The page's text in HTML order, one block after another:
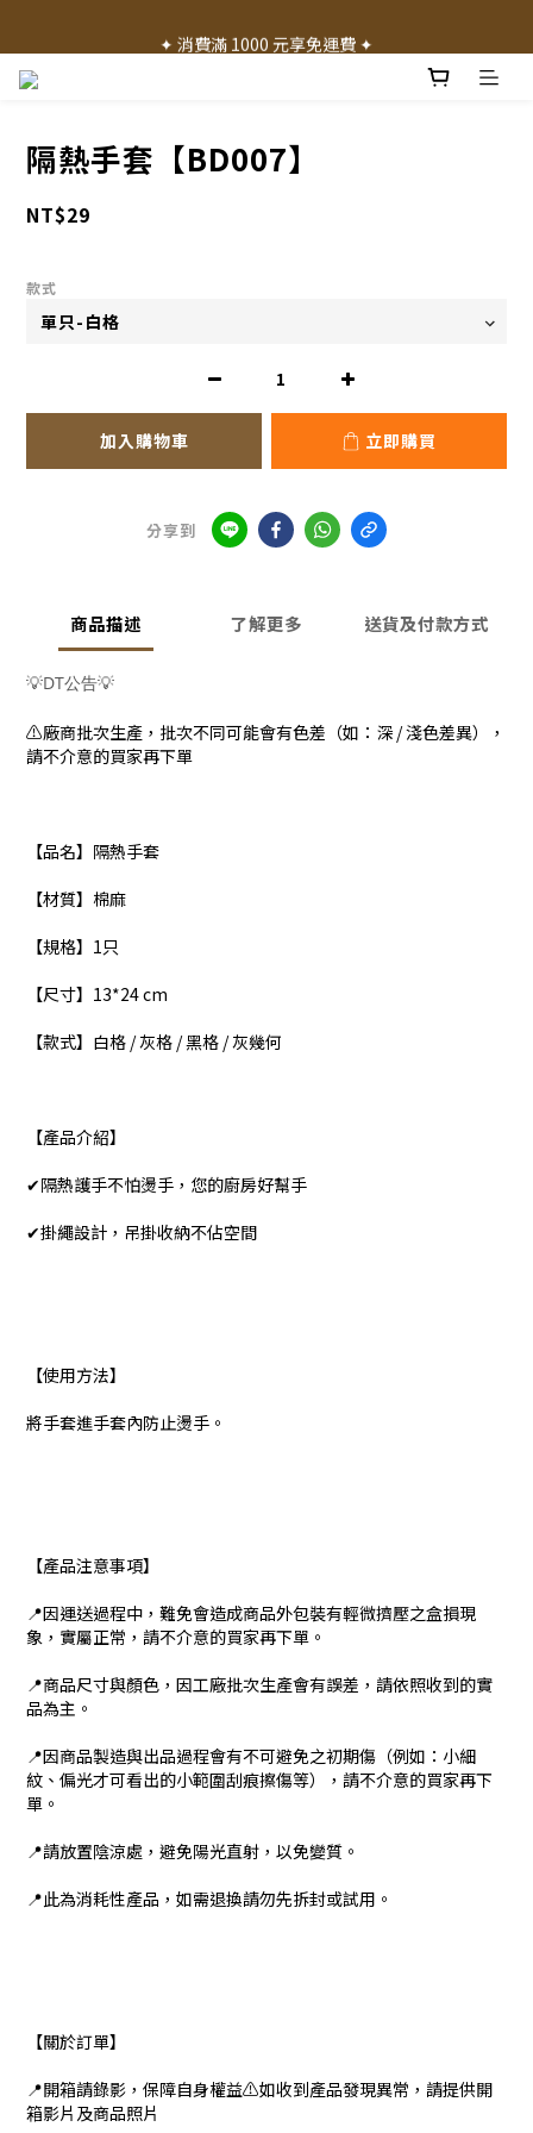
✦ 消費滿 1000 元享免運費 ✦
隔熱手套【BD007】
NT$29
款式
加入購物車 立即購買
分享到
商品描述 了解更多 送貨及付款方式
💡DT公告💡
⚠️廠商批次生產，批次不同可能會有色差（如：深 / 淺色差異），
請不介意的買家再下單
【品名】隔熱手套
【材質】棉麻
【規格】1只
【尺寸】13*24 cm
【款式】白格 / 灰格 / 黑格 / 灰幾何
【產品介紹】
✔隔熱護手不怕燙手，您的廚房好幫手
✔掛繩設計，吊掛收納不佔空間
【使用方法】
將手套進手套內防止燙手。
【產品注意事項】
📍因運送過程中，難免會造成商品外包裝有輕微擠壓之盒損現
象，實屬正常，請不介意的買家再下單。
📍商品尺寸與顏色，因工廠批次生產會有誤差，請依照收到的實
品為主。
📍因商品製造與出品過程會有不可避免之初期傷（例如：小細
紋、偏光才可看出的小範圍刮痕擦傷等），請不介意的買家再下
單。
📍請放置陰涼處，避免陽光直射，以免變質。
📍此為消耗性產品，如需退換請勿先拆封或試用。
【關於訂單】
📍開箱請錄影，保障自身權益⚠️如收到產品發現異常，請提供開
箱影片及商品照片